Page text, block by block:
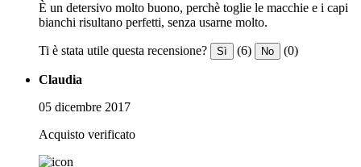
È un detersivo molto buono, perchè toglie le macchie e i capi
bianchi risultano perfetti, senza usarne molto.
Ti è stata utile questa recensione? Sì (6) No (0)
Claudia
05 dicembre 2017
Acquisto verificato